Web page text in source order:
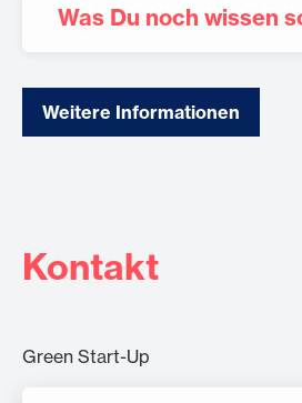
Den Förderantrag stellst
Nach der Registrierung
aufgefordert, einen
noch die Lebensläufe der
ein Pitch-Deck) als
Was Du noch wissen
Begleitung durch
Weitere Informationen
Kontakt
Green Start-Up